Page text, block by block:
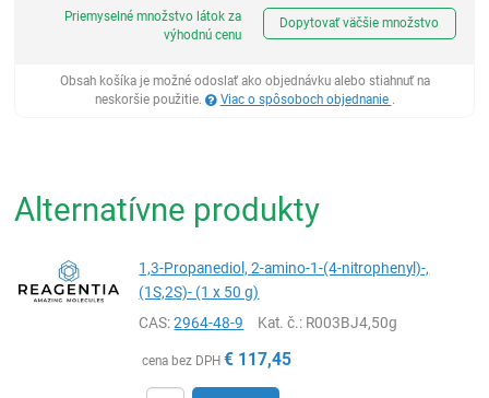
Priemyselné množstvo látok za
výhodnú cenu
Dopytovať väčšie množstvo
Obsah košíka je možné odoslať ako objednávku alebo stiahnuť na
neskoršie použitie.
Viac o spôsoboch objednanie .
Alternatívne produkty
1,3-Propanediol, 2-amino-1-(4-nitrophenyl)-,
(1S,2S)- (1 x 50 g)
CAS:2964-48-9 Kat. č.: R003BJ4,50g
cena bez DPH € 117,45